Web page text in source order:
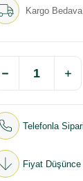
Kargo
Telefonla
Fiyat Düşünce